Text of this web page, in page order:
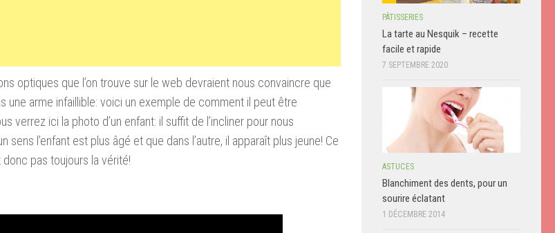
optiques que l’on trouve sur le web devraient nous convaincre que
une arme infaillible: voici un exemple de comment il peut être
verrez ici la photo d’un enfant: il suffit de l’incliner pour nous
sens l’enfant est plus âgé et que dans l’autre, il apparaît plus jeune! Ce
donc pas toujours la vérité!
PÂTISSERIES
La tarte au Nesquik – recette
facile et rapide
7 SEPTEMBRE 2020
ASTUCES
Blanchiment des dents, pour un
sourire éclatant
1 DÉCEMBRE 2014